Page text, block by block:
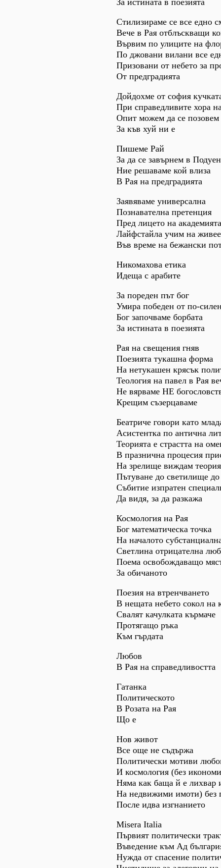
За истината в поезията
Стилизираме се все едно
Вече в Рая отблъскващи
Вървим по улиците на
По джовани вилани все
Призовани от небето за
От предградията
Дойдохме от софия
При справедливите хора
Опит можем да се
За къв хуй ни е
Пишеме Рай
За да се завърнем в
Ние решаваме кой влиза
В Рая на предградията
Заявяваме универсална
Познавателна претенция
Пред лицето на
Лайфстайла учим на
Във време на бежански
Никомахова етика
Идеща с арабите
За пореден път бог
Умира победен от по-
Бог започваме борбата
За истината в поезията
Рая на свещения гняв
Поезията тукашна форма
На нетукашен крясък
Теология на павел в Рая
Не вярваме НЕ
Крещим съзерцаваме
Беатриче говори като
Асистентка по антична
Теорията е страстта на
В празнична процесия
На зрелище виждам
Пътуване до светилище до
Събитие изпратен
Да видя, за да разкажа
Космология на Рая
Бог математическа точка
На началото
Светлина отрицателна
Поема освобождаващо
За обичаното
Поезия на втренчването
В нещата небето сокол на
Свалят качулката кърмаче
Протягащо ръка
Към гърдата
Любов
В Рая на справедливостта
Гатанка
Политическото
В Розата на Рая
Що е
Нов живот
Все още не съдържа
Политически мотиви
И космология (без
Няма как баща й е лихвар
На недвижими имоти) без
После идва изгнанието
Misera Italia
Първият политически
Въведение към Ад
Нужда от спасение